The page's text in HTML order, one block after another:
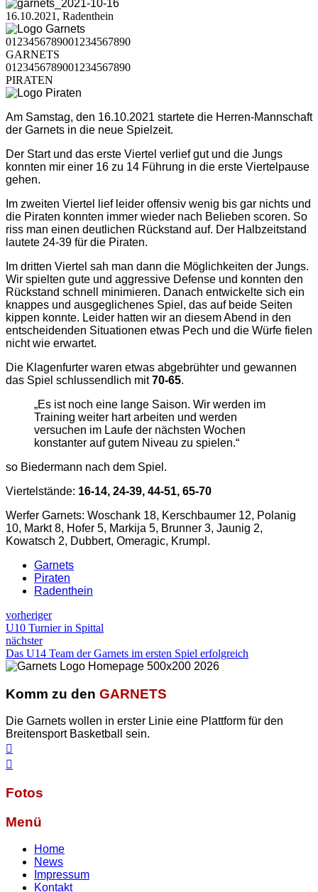
16.10.2021, Radenthein
01 23456789001 234567890
GARNETS
01 23456789001 234567890
PIRATEN
Am Samstag, den 16.10.2021 startete die Herren-Mannschaft
der Garnets in die neue Spielzeit.
Der Start und das erste Viertel verlief gut und die Jungs
konnten mir einer 16 zu 14 Führung in die erste Viertelpause
gehen.
Im zweiten Viertel lief leider offensiv wenig bis gar nichts und
die Piraten konnten immer wieder nach Belieben scoren. So
riss man einen deutlichen Rückstand auf. Der Halbzeitstand
lautete 24-39 für die Piraten.
Im dritten Viertel sah man dann die Möglichkeiten der Jungs.
Wir spielten gute und aggressive Defense und konnten den
Rückstand schnell minimieren. Danach entwickelte sich ein
knappes und ausgeglichenes Spiel, das auf beide Seiten
kippen konnte. Leider hatten wir an diesem Abend in den
entscheidenden Situationen etwas Pech und die Würfe fielen
nicht wie erwartet.
Die Klagenfurter waren etwas abgebrühter und gewannen
das Spiel schlussendlich mit70-65.
„Es ist noch eine lange Saison. Wir werden im
Training weiter hart arbeiten und werden
versuchen im Laufe der nächsten Wochen
konstanter auf gutem Niveau zu spielen.“
so Biedermann nach dem Spiel.
Viertelstände: 16-14, 24-39, 44-51, 65-70
Werfer Garnets: Woschank 18, Kerschbaumer 12, Polanig
10, Markt 8, Hofer 5, Markija 5, Brunner 3, Jaunig 2,
Kowatsch 2, Dubbert, Omeragic, Krumpl.
Garnets
Piraten
Radenthein
vorheriger
U10 Turnier in Spittal
nächster
Das U14 Team der Garnets im ersten Spiel erfolgreich
Komm zu den GARNETS
Die Garnets wollen in erster Linie eine Plattform für den
Breitensport Basketball sein.
Fotos
Menü
Home
News
Impressum
Kontakt